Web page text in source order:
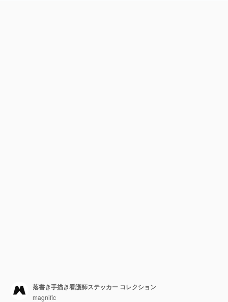
落書き手描き看護師ステッカー コレクション
magnific